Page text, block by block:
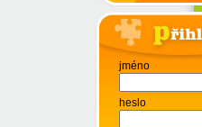
jméno
heslo